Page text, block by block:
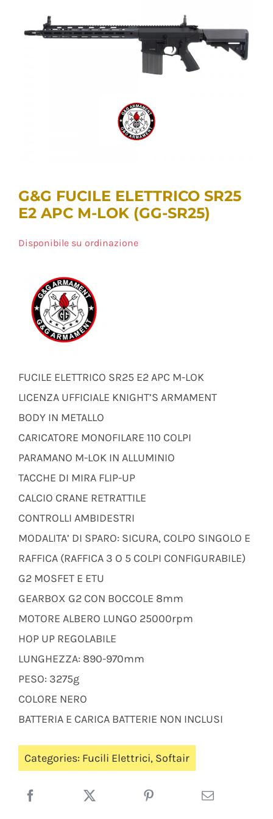
G&G FUCILE ELETTRICO SR25
E2 APC M-LOK (GG-SR25)
Disponibile su ordinazione
FUCILE ELETTRICO SR25 E2 APC M-LOK
LICENZA UFFICIALE KNIGHT’S ARMAMENT
BODY IN METALLO
CARICATORE MONOFILARE 110 COLPI
PARAMANO M-LOK IN ALLUMINIO
TACCHE DI MIRA FLIP-UP
CALCIO CRANE RETRATTILE
CONTROLLI AMBIDESTRI
MODALITA’ DI SPARO: SICURA, COLPO SINGOLO E
RAFFICA (RAFFICA 3 O 5 COLPI CONFIGURABILE)
G2 MOSFET E ETU
GEARBOX G2 CON BOCCOLE 8mm
MOTORE ALBERO LUNGO 25000rpm
HOP UP REGOLABILE
LUNGHEZZA: 890-970mm
PESO: 3275g
COLORE NERO
BATTERIA E CARICA BATTERIE NON INCLUSI
Categories: Fucili Elettrici, Softair